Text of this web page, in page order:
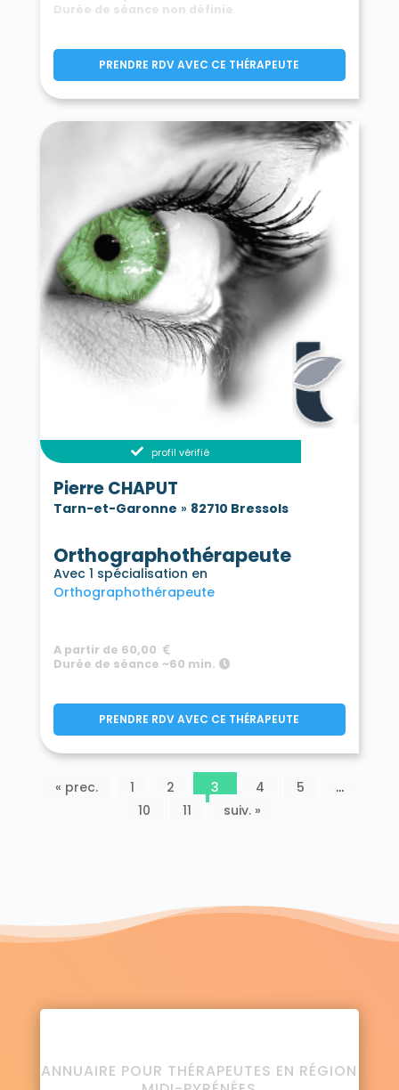
Durée de séance non définie
PRENDRE RDV AVEC CE THÉRAPEUTE
profil vérifié
Pierre CHAPUT
Tarn-et-Garonne » 82710 Bressols
Orthographothérapeute
Avec 1 spécialisation en
Orthographothérapeute
A partir de 60,00
Durée de séance ~60 min.
PRENDRE RDV AVEC CE THÉRAPEUTE
« prec. 1 2 3 4 5
…
10
11 suiv. »
ANNUAIRE POUR THÉRAPEUTES EN RÉGION